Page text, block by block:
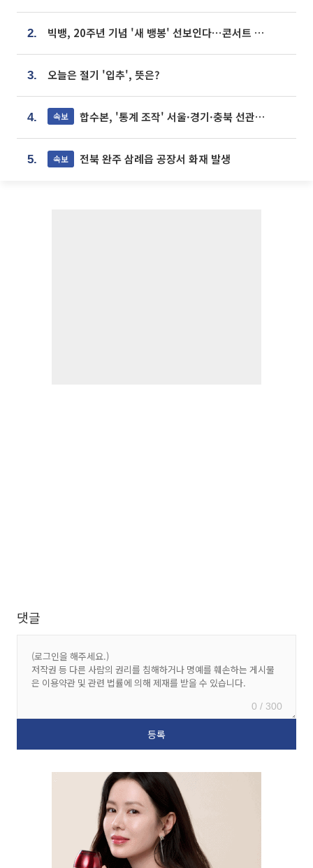
2. 빅뱅, 20주년 기념 '새 뱅봉' 선보인다⋯콘서트 앞두고 팝업 개최
3. 오늘은 절기 '입추', 뜻은?
4. 속보 합수본, '통계 조작' 서울·경기·충북 선관위 등 추가 압수수색
5. 속보 전북 완주 삼례읍 공장서 화재 발생
댓글
0 / 300